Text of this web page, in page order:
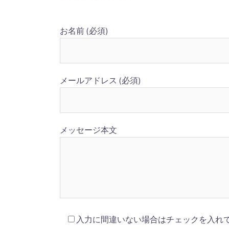
お名前 (必須)
メールアドレス (必須)
メッセージ本文
入力に間違いない場合はチェックを入れ